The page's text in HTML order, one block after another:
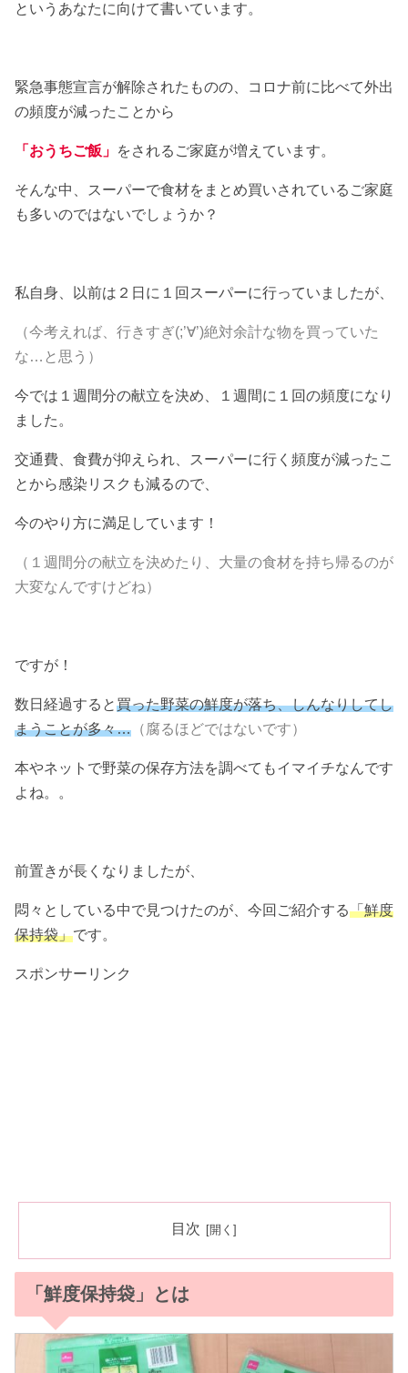
というあなたに向けて書いています。
緊急事態宣言が解除されたものの、コロナ前に比べて外出
の頻度が減ったことから
「おうちご飯」 をされるご家庭が増えています。
そんな中、スーパーで食材をまとめ買いされているご家庭
も多いのではないでしょうか？
私自身、以前は２日に１回スーパーに行っていましたが、
（今考えれば、行きすぎ(;’∀’)絶対余計な物を買っていた
な…と思う）
今では１週間分の献立を決め、１週間に１回の頻度になり
ました。
交通費、食費が抑えられ、スーパーに行く頻度が減ったこ
とから感染リスクも減るので、
今のやり方に満足しています！
（１週間分の献立を決めたり、大量の食材を持ち帰るのが
大変なんですけどね）
ですが！
数日経過すると買った野菜の鮮度が落ち、しんなりしてし
まうことが多々… （腐るほどではないです）
本やネットで野菜の保存方法を調べてもイマイチなんです
よね。。
前置きが長くなりましたが、
悶々としている中で見つけたのが、今回ご紹介する「鮮度
保持袋」です。
スポンサーリンク
目次
「鮮度保持袋」とは